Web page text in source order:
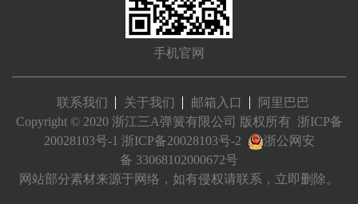
手机官网
联系我们 关于我们 邮箱入口
阿里巴巴
Copyright © 2020 浙江三A弹簧有限公司 版权所有 浙ICP备
20028103号-1 浙ICP备20028103号-2
浙公网安
备 33068102000672号
网站部分素材来源于网络，如有侵权请联系，立即删除。